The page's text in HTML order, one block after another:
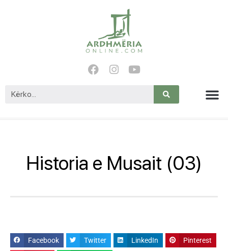
Historia e Musait (03)
Facebook Twitter LinkedIn Pinterest